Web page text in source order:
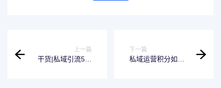
上一篇
干货|私域引流5大
下一篇
私域运营积分如何